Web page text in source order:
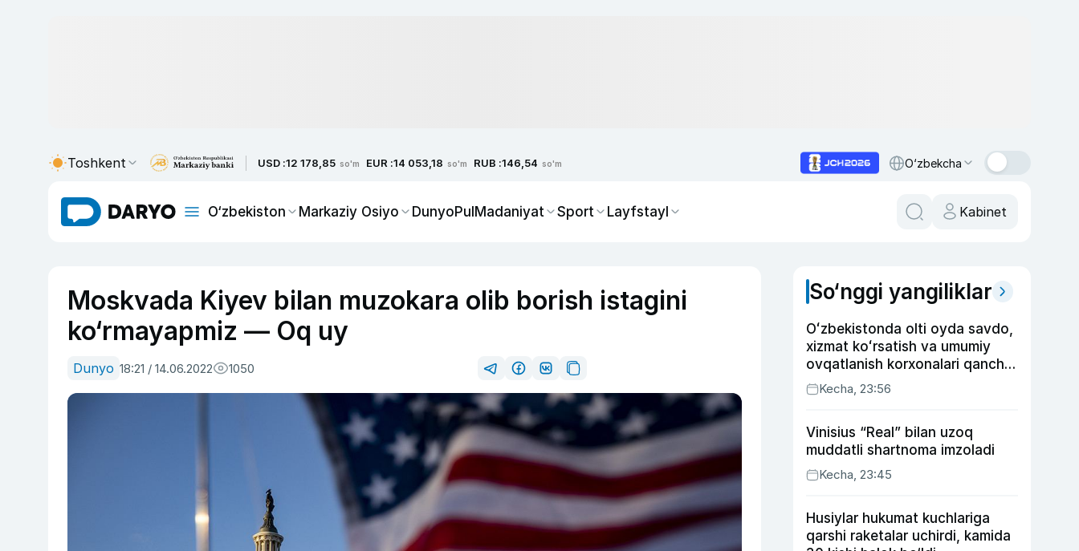
Toshkent USD :12 178,85 so'm EUR :14 053,18 so'm RUB :146,54 so'm O‘zbekcha
O‘zbekiston Markaziy Osiyo DunyoPulMadaniyat Sport Layfstayl Kabinet
Moskvada Kiyev bilan muzokara olib borish istagini
ko‘rmayapmiz — Oq uy
Dunyo 18:21 / 14.06.2022 1050
So‘nggi yangiliklar
Oʻzbekistonda olti oyda savdo,
xizmat koʻrsatish va umumiy
ovqatlanish korxonalari qancha
soliq toʻlagani ochiqlandi
Kecha, 23:56
Vinisius “Real” bilan uzoq
muddatli shartnoma imzoladi
Kecha, 23:45
Husiylar hukumat kuchlariga
qarshi raketalar uchirdi, kamida